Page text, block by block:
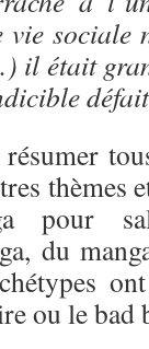
sociale
il était
thèmes
pour
du
ou le bad